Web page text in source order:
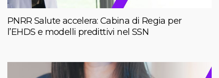
PNRR Salute accelera: Cabina di Regia per
l’EHDS e modelli predittivi nel SSN